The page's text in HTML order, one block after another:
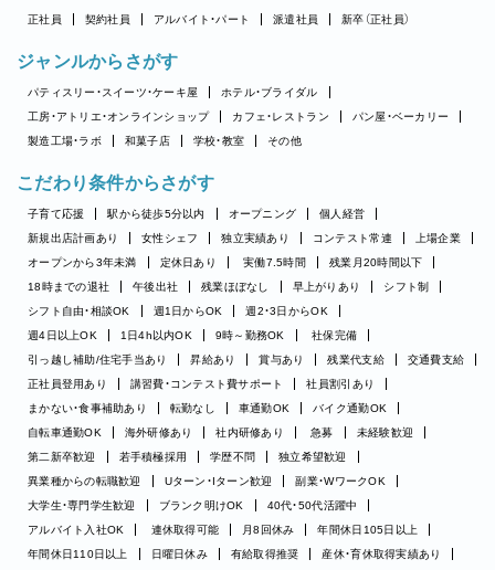
正社員 契約社員 アルバイト・パート 派遣社員 新卒（正社員）
ジャンルからさがす
パティスリー・スイーツ・ケーキ屋
ホテル・ブライダル
工房・アトリエ・オンラインショップ
カフェ・レストラン
パン屋・ベーカリー
製造工場・ラボ
和菓子店 学校・教室 その他
こだわり条件からさがす
子育て応援 駅から徒歩5分以内 オープニング
個人経営
新規出店計画あり
女性シェフ 独立実績あり コンテスト常連
上場企業
オープンから3年未満
定休日あり 実働7.5時間
残業月20時間以下
18時までの退社
午後出社 残業ほぼなし 早上がりあり
シフト制
シフト自由・相談OK
週1日からOK
週2・3日からOK
週4日以上OK
1日4h以内OK 9時～勤務OK
社保完備
引っ越し補助/住宅手当あり
昇給あり 賞与あり 残業代支給
交通費支給
正社員登用あり
講習費・コンテスト費サポート
社員割引あり
まかない・食事補助あり
転勤なし 車通勤OK
バイク通勤OK
自転車通勤OK
海外研修あり 社内研修あり 急募
未経験歓迎
第二新卒歓迎
若手積極採用 学歴不問
独立希望歓迎
異業種からの転職歓迎
Uターン・Iターン歓迎
副業・WワークOK
大学生・専門学生歓迎
ブランク明けOK
40代・50代活躍中
アルバイト入社OK
連休取得可能 月8回休み
年間休日105日以上
年間休日110日以上
日曜日休み 有給取得推奨
産休・育休取得実績あり